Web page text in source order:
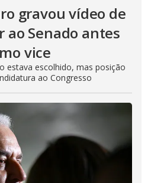
gravou vídeo de
ao Senado antes
vice
estava escolhido, mas posição
ao Congresso